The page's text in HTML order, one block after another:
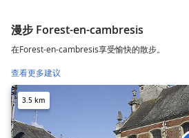
漫步 Forest-en-cambresis
在Forest-en-cambresis享受愉快的散步。
查看更多建议
3.5 km